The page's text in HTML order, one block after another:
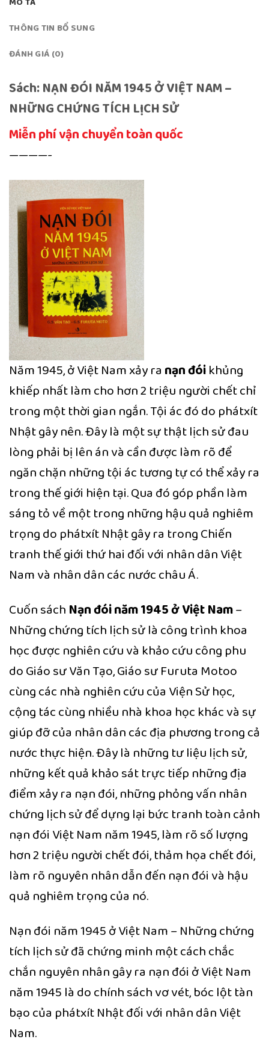
THÔNG TIN BỔ SUNG
ĐÁNH GIÁ (0)
Sách: NẠN ĐÓI NĂM 1945 Ở VIỆT NAM –
NHỮNG CHỨNG TÍCH LỊCH SỬ
Miễn phí vận chuyển toàn quốc
————-
Năm 1945, ở Việt Nam xảy ra nạn đóikhủng
khiếp nhất làm cho hơn 2 triệu người chết chỉ
trong một thời gian ngắn. Tội ác đó do phátxít
Nhật gây nên. Đây là một sự thật lịch sử đau
lòng phải bị lên án và cần được làm rõ để
ngăn chặn những tội ác tương tự có thể xảy ra
trong thế giới hiện tại. Qua đó góp phần làm
sáng tỏ về một trong những hậu quả nghiêm
trọng do phátxít Nhật gây ra trong Chiến
tranh thế giới thứ hai đối với nhân dân Việt
Nam và nhân dân các nước châu Á.
Cuốn sách Nạn đói năm 1945 ở Việt Nam–
Những chứng tích lịch sử là công trình khoa
học được nghiên cứu và khảo cứu công phu
do Giáo sư Văn Tạo, Giáo sư Furuta Motoo
cùng các nhà nghiên cứu của Viện Sử học,
cộng tác cùng nhiều nhà khoa học khác và sự
giúp đỡ của nhân dân các địa phương trong cả
nước thực hiện. Đây là những tư liệu lịch sử,
những kết quả khảo sát trực tiếp những địa
điểm xảy ra nạn đói, những phỏng vấn nhân
chứng lịch sử để dựng lại bức tranh toàn cảnh
nạn đói Việt Nam năm 1945, làm rõ số lượng
hơn 2 triệu người chết đói, thảm họa chết đói,
làm rõ nguyên nhân dẫn đến nạn đói và hậu
quả nghiêm trọng của nó.
Nạn đói năm 1945 ở Việt Nam – Những chứng
tích lịch sử đã chứng minh một cách chắc
chắn nguyên nhân gây ra nạn đói ở Việt Nam
năm 1945 là do chính sách vơ vét, bóc lột tàn
bạo của phátxít Nhật đối với nhân dân Việt
Nam.